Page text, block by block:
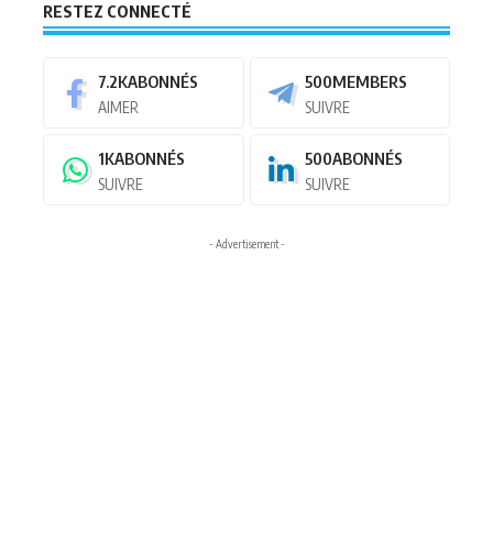
RESTEZ CONNECTÉ
7.2KABONNÉS
AIMER
500MEMBERS
SUIVRE
1KABONNÉS
SUIVRE
500ABONNÉS
SUIVRE
- Advertisement -